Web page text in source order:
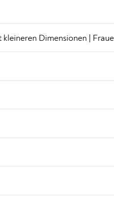
kleineren Dimensionen |